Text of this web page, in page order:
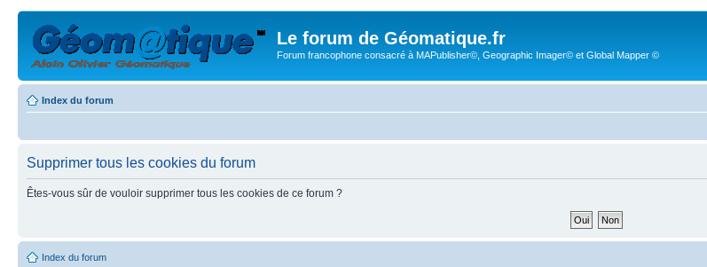
Le forum de Géomatique.fr
Forum francophone consacré à MAPublisher©, Geographic Imager© et Global Mapper ©
Index du forum
Supprimer tous les cookies du forum
Êtes-vous sûr de vouloir supprimer tous les cookies de ce forum ?
Index du forum